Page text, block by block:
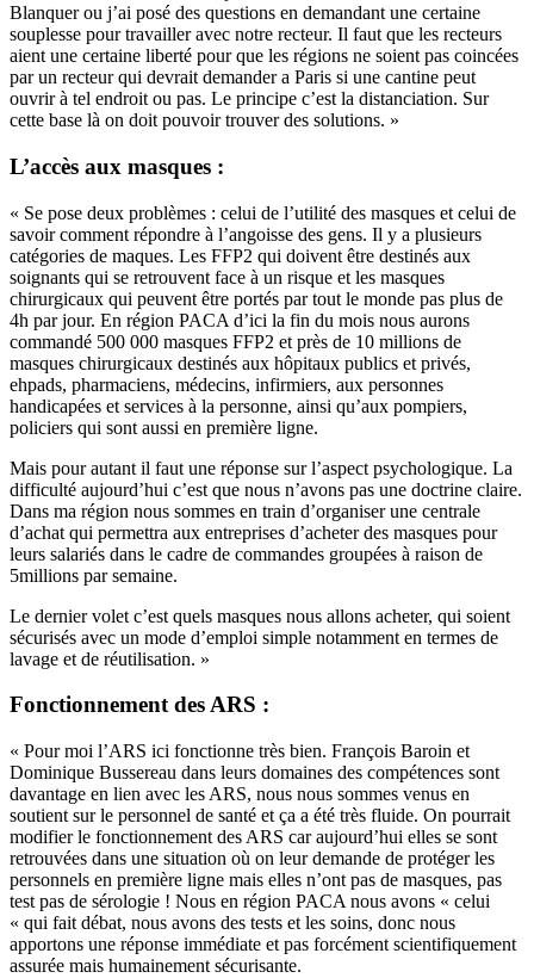
Blanquer ou j’ai posé des questions en demandant une certaine
souplesse pour travailler avec notre recteur. Il faut que les recteurs
aient une certaine liberté pour que les régions ne soient pas coincées
par un recteur qui devrait demander a Paris si une cantine peut
ouvrir à tel endroit ou pas. Le principe c’est la distanciation. Sur
cette base là on doit pouvoir trouver des solutions. »
L’accès aux masques :
« Se pose deux problèmes : celui de l’utilité des masques et celui de
savoir comment répondre à l’angoisse des gens. Il y a plusieurs
catégories de maques. Les FFP2 qui doivent être destinés aux
soignants qui se retrouvent face à un risque et les masques
chirurgicaux qui peuvent être portés par tout le monde pas plus de
4h par jour. En région PACA d’ici la fin du mois nous aurons
commandé 500 000 masques FFP2 et près de 10 millions de
masques chirurgicaux destinés aux hôpitaux publics et privés,
ehpads, pharmaciens, médecins, infirmiers, aux personnes
handicapées et services à la personne, ainsi qu’aux pompiers,
policiers qui sont aussi en première ligne.
Mais pour autant il faut une réponse sur l’aspect psychologique. La
difficulté aujourd’hui c’est que nous n’avons pas une doctrine claire.
Dans ma région nous sommes en train d’organiser une centrale
d’achat qui permettra aux entreprises d’acheter des masques pour
leurs salariés dans le cadre de commandes groupées à raison de
5millions par semaine.
Le dernier volet c’est quels masques nous allons acheter, qui soient
sécurisés avec un mode d’emploi simple notamment en termes de
lavage et de réutilisation. »
Fonctionnement des ARS :
« Pour moi l’ARS ici fonctionne très bien. François Baroin et
Dominique Bussereau dans leurs domaines des compétences sont
davantage en lien avec les ARS, nous nous sommes venus en
soutient sur le personnel de santé et ça a été très fluide. On pourrait
modifier le fonctionnement des ARS car aujourd’hui elles se sont
retrouvées dans une situation où on leur demande de protéger les
personnels en première ligne mais elles n’ont pas de masques, pas
test pas de sérologie ! Nous en région PACA nous avons « celui
« qui fait débat, nous avons des tests et les soins, donc nous
apportons une réponse immédiate et pas forcément scientifiquement
assurée mais humainement sécurisante.